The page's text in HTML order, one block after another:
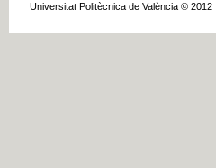
Universitat Politècnica de València © 2012